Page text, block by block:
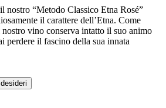
nostro “Metodo Classico Etna Rosé”
il carattere dell’Etna. Come
vino conserva intatto il suo animo
perdere il fascino della sua innata